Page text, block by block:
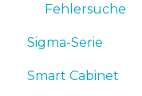
Fehlersuche
Sigma-Serie
Smart Cabinet